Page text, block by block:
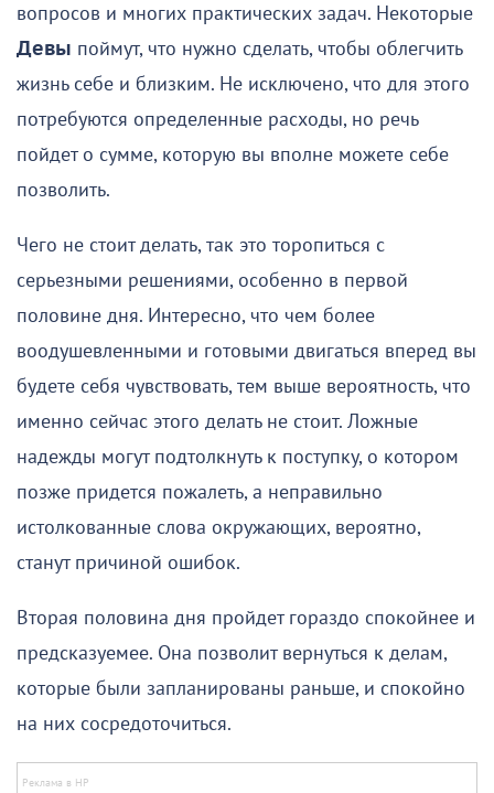
вопросов и многих практических задач. Некоторые
Девы поймут, что нужно сделать, чтобы облегчить
жизнь себе и близким. Не исключено, что для этого
потребуются определенные расходы, но речь
пойдет о сумме, которую вы вполне можете себе
позволить.
Чего не стоит делать, так это торопиться с
серьезными решениями, особенно в первой
половине дня. Интересно, что чем более
воодушевленными и готовыми двигаться вперед вы
будете себя чувствовать, тем выше вероятность, что
именно сейчас этого делать не стоит. Ложные
надежды могут подтолкнуть к поступку, о котором
позже придется пожалеть, а неправильно
истолкованные слова окружающих, вероятно,
станут причиной ошибок.
Вторая половина дня пройдет гораздо спокойнее и
предсказуемее. Она позволит вернуться к делам,
которые были запланированы раньше, и спокойно
на них сосредоточиться.